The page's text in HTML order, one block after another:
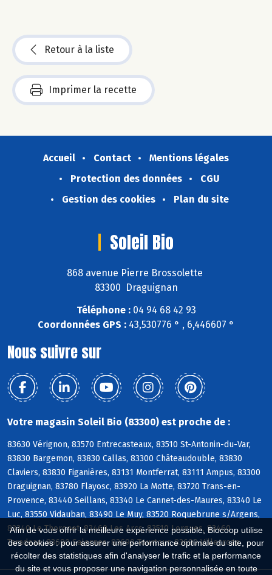
Afin de vous offrir la meilleure expérience possible, Biocoop utilise
des cookies : pour assurer une performance optimale du site, pour
récolter des statistiques afin d'analyser le trafic et la performance
du site et vous proposer une navigation personnalisée en toute
Retour à la liste
Imprimer la recette
Accueil Contact
Mentions légales
Protection des données
CGU
Gestion des cookies
Plan du site
Soleil Bio
868 avenue Pierre Brossolette
83300 Draguignan
Téléphone :04 94 68 42 93
Coordonnées GPS : 43,530776 ° , 6,446607 °
Nous suivre sur
Votre magasin Soleil Bio (83300) est proche de :
83630 Vérignon, 83570 Entrecasteaux, 83510 St-Antonin-du-Var,
83830 Bargemon, 83830 Callas, 83300 Châteaudouble, 83830
Claviers, 83830 Figanières, 83131 Montferrat, 83111 Ampus, 83300
Draguignan, 83780 Flayosc, 83920 La Motte, 83720 Trans-en-
Provence, 83440 Seillans, 83340 Le Cannet-des-Maures, 83340 Le
Luc, 83550 Vidauban, 83490 Le Muy, 83520 Roquebrune s/Argens,
83340 Le Thoronet, 83460 Les Arcs, 83510 Lorgues, 83460
Taradeau, 83690 Salernes, 83690 Tourtour, 83690 Villecroze